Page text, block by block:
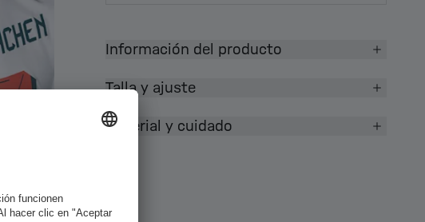
Información del producto
Talla y ajuste
Material y cuidado